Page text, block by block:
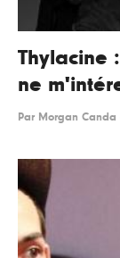
Thylacine
ne
Par Morgan Canda